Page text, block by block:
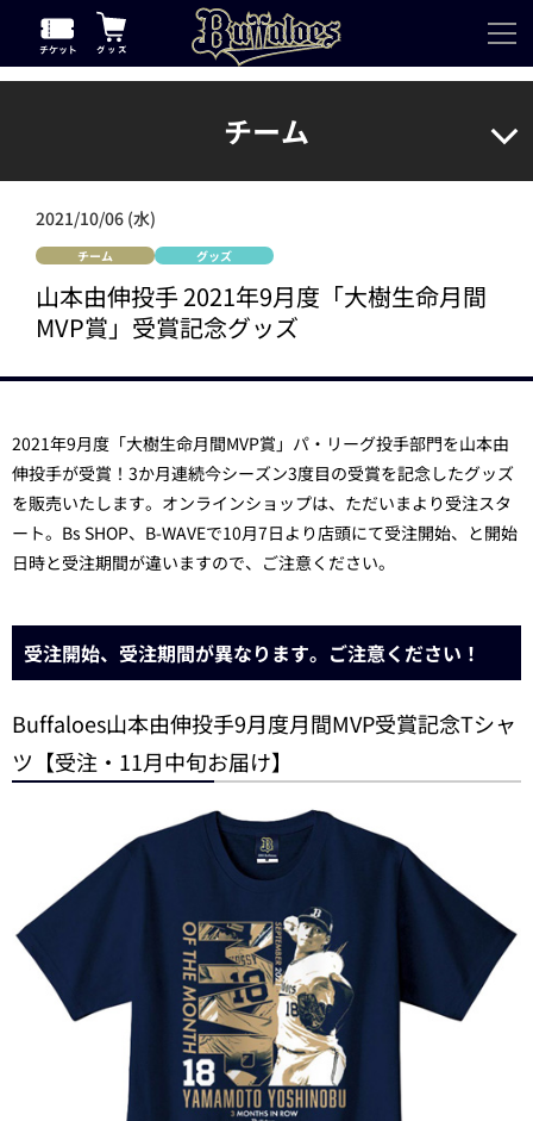
チーム
2021/10/06 (水)
チーム グッズ
山本由伸投手 2021年9月度「大樹生命月間
MVP賞」受賞記念グッズ
2021年9月度「大樹生命月間MVP賞」パ・リーグ投手部門を山本由
伸投手が受賞！3か月連続今シーズン3度目の受賞を記念したグッズ
を販売いたします。オンラインショップは、ただいまより受注スタ
ート。Bs SHOP、B-WAVEで10月7日より店頭にて受注開始、と開始
日時と受注期間が違いますので、ご注意ください。
受注開始、受注期間が異なります。ご注意ください！
Buffaloes山本由伸投手9月度月間MVP受賞記念Tシャ
ツ【受注・11月中旬お届け】